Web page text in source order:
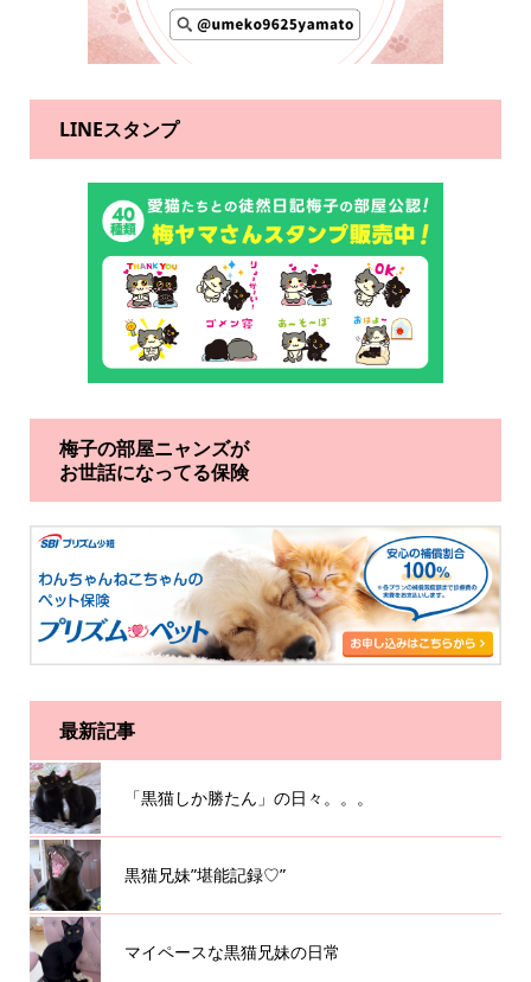
LINEスタンプ
梅子の部屋ニャンズが
お世話になってる保険
最新記事
「黒猫しか勝たん」の日々。。。
黒猫兄妹”堪能記録♡”
マイペースな黒猫兄妹の日常